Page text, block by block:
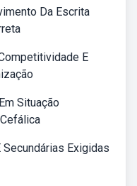
Da Escrita
E
Situação
Exigidas